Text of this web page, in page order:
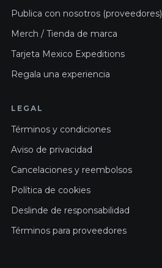
Publica con nosotros (proveedores)
Merch / Tienda de marca
Tarjeta Mexico Expeditions
Regala una experiencia
LEGAL
Términos y condiciones
Aviso de privacidad
Cancelaciones y reembolsos
Política de cookies
Deslinde de responsabilidad
Términos para proveedores